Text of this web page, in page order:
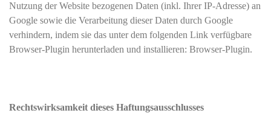
Nutzung der Website bezogenen Daten (inkl. Ihrer IP-Adresse) an
Google sowie die Verarbeitung dieser Daten durch Google
verhindern, indem sie das unter dem folgenden Link verfügbare
Browser-Plugin herunterladen und installieren: Browser-Plugin.
Rechtswirksamkeit dieses Haftungsausschlusses